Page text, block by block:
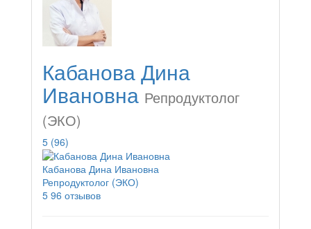
Кабанова Дина
Ивановна Репродуктолог
(ЭКО)
5 (96)
Кабанова Дина Ивановна
Репродуктолог (ЭКО)
5 96 отзывов